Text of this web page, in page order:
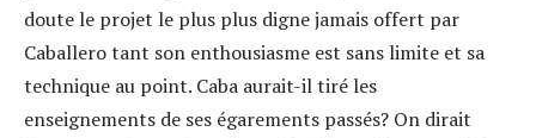
doute le projet le plus plus digne jamais offert par
Caballero tant son enthousiasme est sans limite et sa
technique au point. Caba aurait-il tiré les
enseignements de ses égarements passés? On dirait